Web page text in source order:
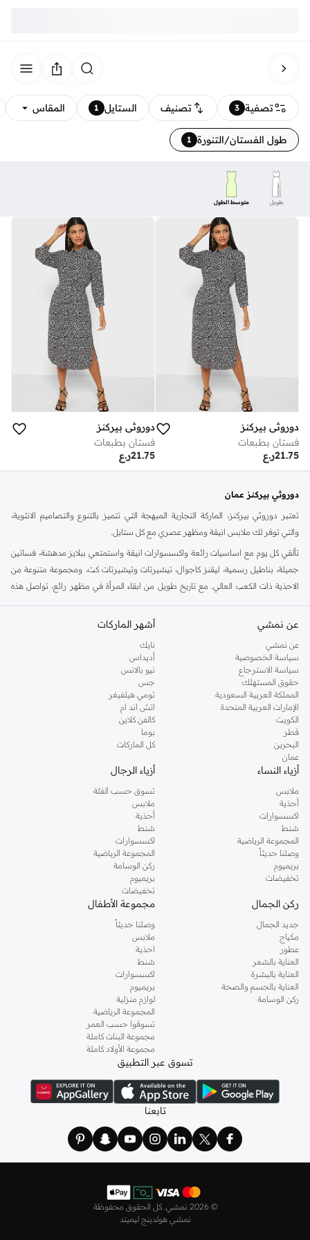
تصفية 3 تصنيف الستايل 1 المقاس
طول الفستان/التنورة 1
طويل متوسط الطول
دوروثي بيركنز
فستان بطبعات
ر.ع21.75
دوروثي بيركنز
فستان بطبعات
ر.ع21.75
دوروثي بيركنز عمان
تعتبر دوروثي بيركنز، الماركة التجارية المبهجة التي تتميز بالتنوع والتصاميم الانثوية،
والتي توفر لك ملابس انيقة ومظهر عصري مع كل ستايل.
تألقي كل يوم مع اساسيات رائعة واكسسوارات انيقة واستمتعي ببلايز مدهشة، فساتين
جميلة، بناطيل رسمية، ليقنز كاجوال، تيشيرتات وتيشيرتات كت، ومجموعة متنوعة من
الاحذية ذات الكعب العالي. مع تاريخ طويل من ابقاء المرأة في مظهر رائع، تواصل هذه
كنت تقومين بتجديد خزانة ملابسك الملائمة للعمل، البحث عن فستان مثالي للحفلات او
اليه.
تسوقي دوروثي بيركنز اون لاين مسقط
تسوقي دوروثي بيركنز اون لاين من نمشي واستمتعي باكثر من الف ستايل من مجموعة
دوروثي بيركنز الشهيرة. تصفحي المجموعة كاملة في متجر دوروثي بيركنز اون لاين او
استخدمي القائمة لتحديد تجربة تسوق دوروثي بيركنز اون لاين. خدمة التوصيل السريعة
والدعم الاستثنائي يضمن لك تجربة تسوق ممتعة دائما مع نمشي.
عن نمشي
عن نمشي
سياسة الخصوصية
سياسة الاسترجاع
حقوق المستهلك
المملكة العربية السعودية
الإمارات العربية المتحدة
الكويت
قطر
البحرين
عمان
أشهر الماركات
نايك
أديداس
نيو بالانس
جس
تومي هيلفيغر
اتش اند ام
كالفن كلاين
بوما
كل الماركات
أزياء النساء
ملابس
أحذية
اكسسوارات
شنط
المجموعة الرياضية
وصلنا حديثاً
بريميوم
تخفيضات
أزياء الرجال
تسوق حسب الفئة
ملابس
أحذية
شنط
اكسسوارات
المجموعة الرياضية
ركن الوسامة
بريميوم
تخفيضات
ركن الجمال
جديد الجمال
مكياج
عطور
العناية بالشعر
العناية بالبشرة
العناية بالجسم والصحة
ركن الوسامة
مجموعة الأطفال
وصلنا حديثاً
ملابس
احذية
شنط
اكسسوارات
بريميوم
لوازم منزلية
المجموعة الرياضية
تسوقوا حسب العمر
مجموعة البنات كاملة
مجموعة الأولاد كاملة
تسوق عبر التطبيق
تابعنا
© 2026 نمشي. كل الحقوق محفوظة
نمشي هولدينج ليميتد